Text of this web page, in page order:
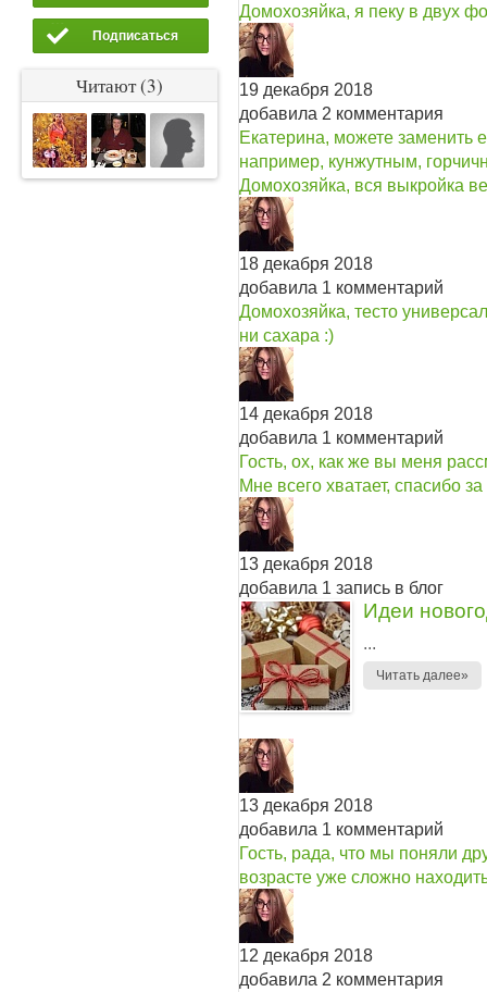
Подписаться
Читают (3)
Домохозяйка, я пеку в двух
19 декабря 2018
добавила 2 комментария
Екатерина, можете
например, кунжутным,
Домохозяйка, вся выкройка
18 декабря 2018
добавила 1 комментарий
Домохозяйка, тесто
ни сахара :)
14 декабря 2018
добавила 1 комментарий
Гость, ох, как же вы меня
Мне всего хватает, спасибо
13 декабря 2018
добавила 1 запись в блог
Идеи
...
Читать далее»
13 декабря 2018
добавила 1 комментарий
Гость, рада, что мы поняли
возрасте уже сложно
12 декабря 2018
добавила 2 комментария